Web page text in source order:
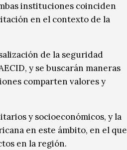
instituciones coinciden
en el contexto de la
de la seguridad
y se buscarán maneras
comparten valores y
y socioeconómicos, y la
en este ámbito, en el que
en la región.